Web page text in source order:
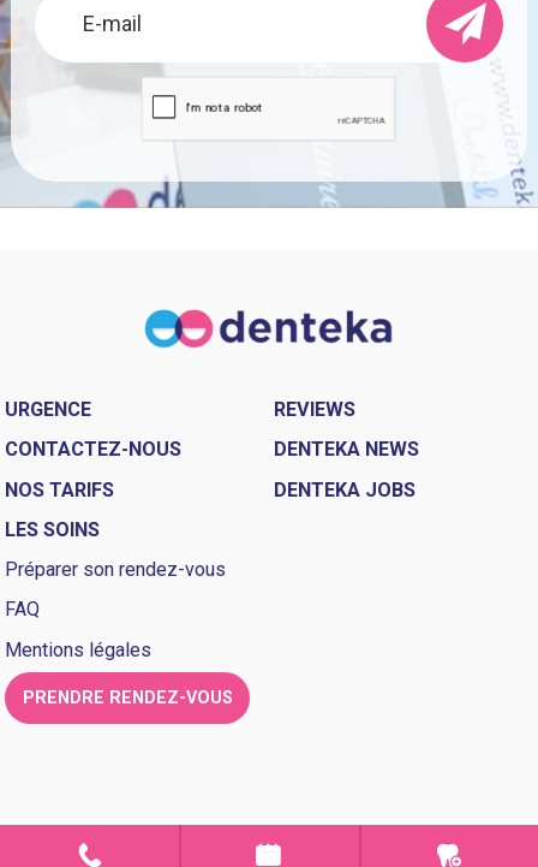
URGENCE
CONTACTEZ-NOUS
NOS TARIFS
LES SOINS
REVIEWS
DENTEKA NEWS
DENTEKA JOBS
Préparer son rendez-vous
FAQ
Mentions légales
PRENDRE RENDEZ-VOUS